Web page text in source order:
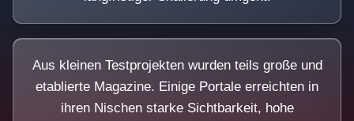
Aus kleinen Testprojekten wurden teils große und
etablierte Magazine. Einige Portale erreichten in
ihren Nischen starke Sichtbarkeit, hohe